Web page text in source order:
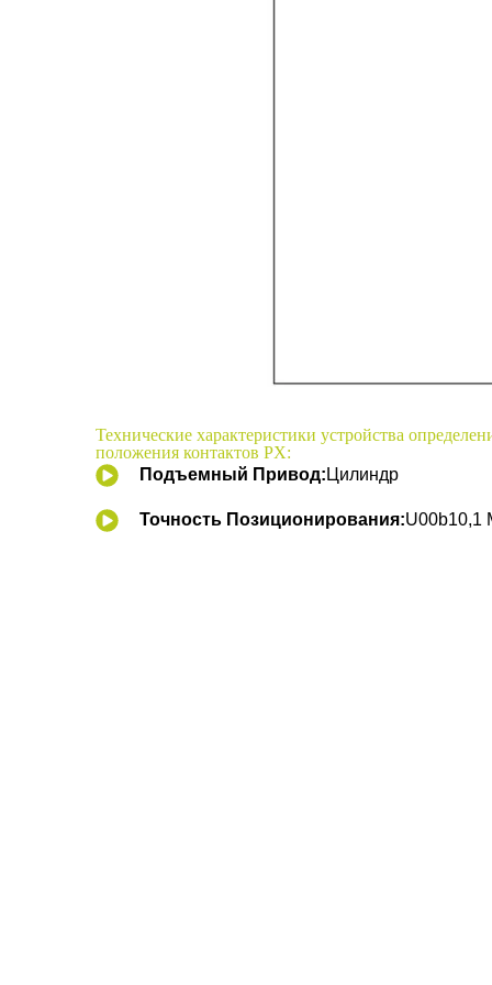
Технические характеристики устройства
положения контактов PX:
Подъемный Привод: Цилиндр
Точность Позиционирования:U00b10,1